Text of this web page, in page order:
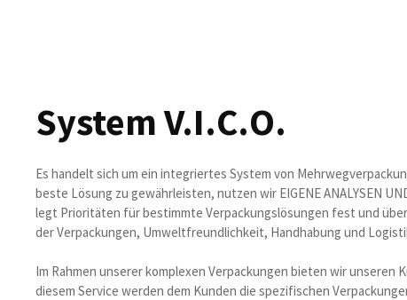
System V.I.C.O.
Es handelt sich um ein integriertes System von
beste Lösung zu gewährleisten, nutzen wir EIGENE ANALYSEN
legt Prioritäten für bestimmte Verpackungslösungen fest und
der Verpackungen, Umweltfreundlichkeit, Handhabung und
Im Rahmen unserer komplexen Verpackungen bieten wir unseren
diesem Service werden dem Kunden die spezifischen